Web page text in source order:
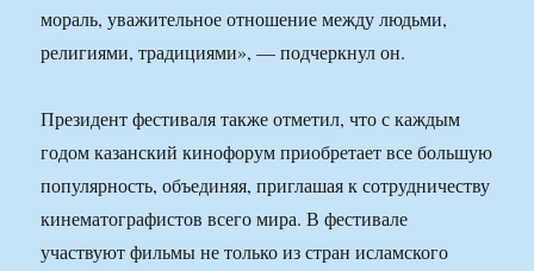
мораль, уважительное отношение между людьми,
религиями, традициями», — подчеркнул он.
Президент фестиваля также отметил, что с каждым
годом казанский кинофорум приобретает все большую
популярность, объединяя, приглашая к сотрудничеству
кинематографистов всего мира. В фестивале
участвуют фильмы не только из стран исламского